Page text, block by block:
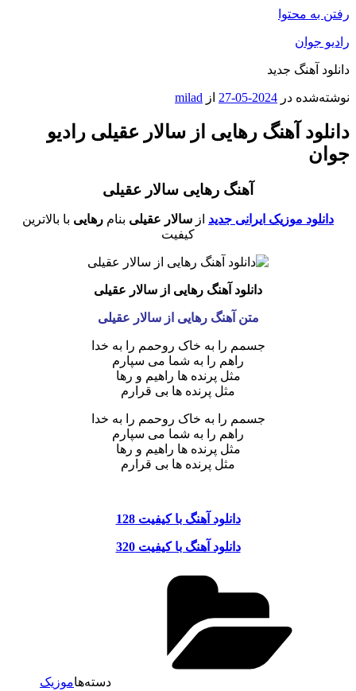
رفتن به محتوا
رادیو جوان
دانلود آهنگ جدید
نوشته‌شده در 2024-05-27 از milad
دانلود آهنگ رهایی از سالار عقیلی رادیو
جوان
آهنگ رهایی سالار عقیلی
دانلود موزیک ایرانی جدید از سالار عقیلی بنام رهایی با بالاترین
کیفیت
دانلود آهنگ رهایی از سالار عقیلی
متن آهنگ رهایی از سالار عقیلی
جسمم را به خاک روحمم را به خدا
راهم را به شما می سپارم
مثل پرنده ها راهیم و رها
مثل پرنده ها بی قرارم
جسمم را به خاک روحمم را به خدا
راهم را به شما می سپارم
مثل پرنده ها راهیم و رها
مثل پرنده ها بی قرارم
دانلود آهنگ با کیفیت 128
دانلود آهنگ با کیفیت 320
دسته‌هاموزیک